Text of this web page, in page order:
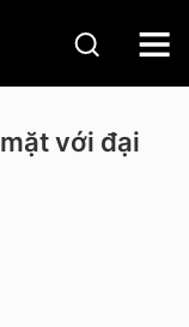
với đại